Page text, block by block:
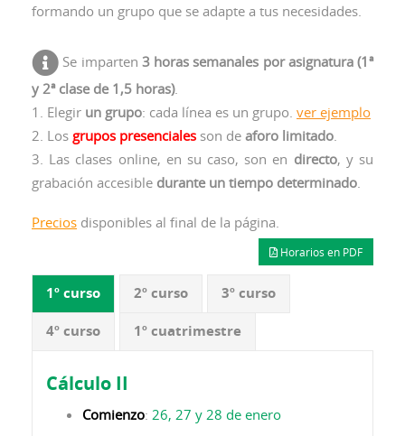
formando un grupo que se adapte a tus necesidades.
Se imparten 3 horas semanales por asignatura (1ª
y 2ª clase de 1,5 horas).
1. Elegir un grupo: cada línea es un grupo. ver ejemplo
2. Los grupos presenciales son de aforo limitado
3. Las clases online, en su caso, son en directo, y su
grabación accesible durante un tiempo determinado
Precios disponibles al final de la página.
Horarios en PDF
1º curso 2º curso
3º curso
4º curso
1º cuatrimestre
Cálculo II
Comienzo: 26, 27 y 28 de enero